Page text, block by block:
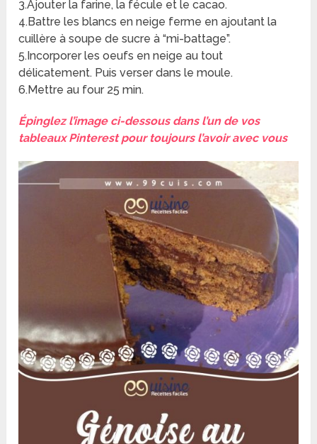
3.Ajouter la farine, la fécule et le cacao.
4.Battre les blancs en neige ferme en ajoutant la
cuillère à soupe de sucre à “mi-battage”.
5.Incorporer les oeufs en neige au tout
délicatement. Puis verser dans le moule.
6.Mettre au four 25 min.
Épinglez l’image ci-dessous dans l’un de vos
tableaux Pinterest pour toujours l’avoir avec vous